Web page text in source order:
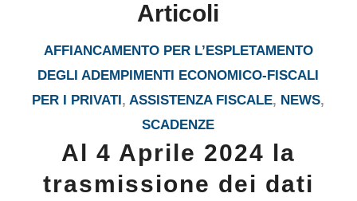
Articoli
AFFIANCAMENTO PER L’ESPLETAMENTO
DEGLI ADEMPIMENTI ECONOMICO-FISCALI
PER I PRIVATI,ASSISTENZA FISCALE, NEWS,
SCADENZE
Al 4 Aprile 2024 la
trasmissione dei dati